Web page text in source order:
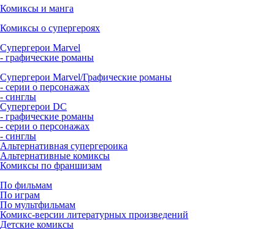
Комиксы и манга
Комиксы о супергероях
Супергерои Marvel
- графические романы
Супергерои Marvel/Графические романы
- серии о персонажах
- синглы
Супергерои DC
- графические романы
- серии о персонажах
- синглы
Альтернативная супергероика
Альтернативные комиксы
Комиксы по франшизам
По фильмам
По играм
По мультфильмам
Комикс-версии литературных произведений
Детские комиксы